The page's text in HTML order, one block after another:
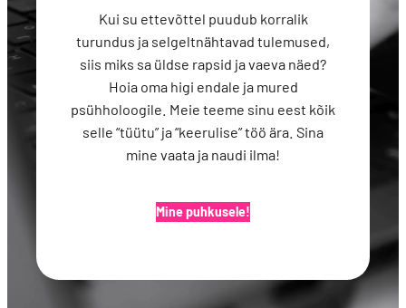
Kui su ettevõttel puudub korralik
turundus ja selgeltnähtavad tulemused,
siis miks sa üldse rapsid ja vaeva näed?
Hoia oma higi endale ja mured
psühholoogile. Meie teeme sinu eest kõik
selle “tüütu” ja “keerulise” töö ära. Sina
mine vaata ja naudi ilma!
Mine puhkusele!